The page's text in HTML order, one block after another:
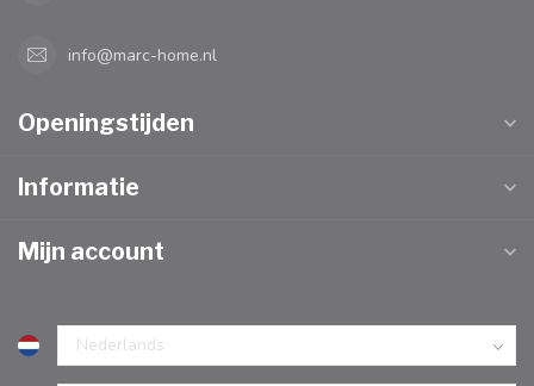
info@marc-home.nl
Openingstijden
Informatie
Mijn account